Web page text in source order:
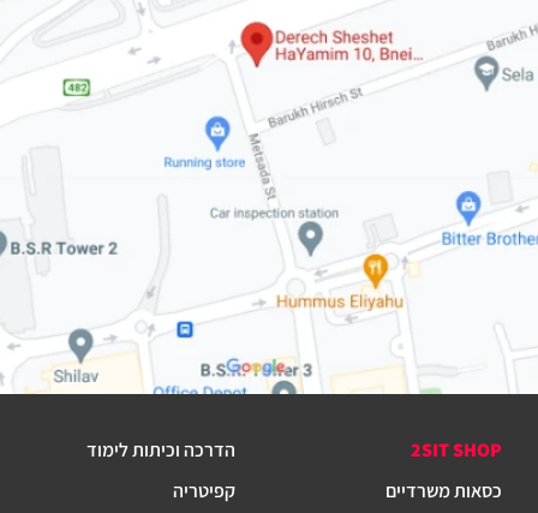
2SIT SHOP
כסאות משרדיים
הדרכה וכיתות לימוד
קפיטריה